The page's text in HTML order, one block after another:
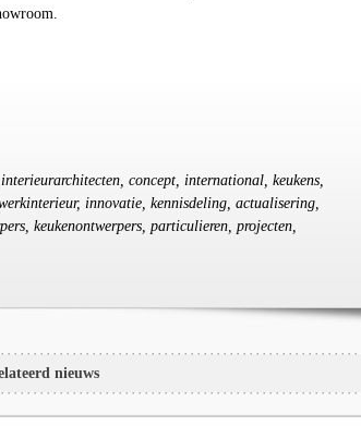
concept, international, keukens,
innovatie, kennisdeling, actualisering,
keukenontwerpers, particulieren, projecten,
nieuws